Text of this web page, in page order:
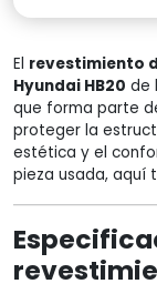
El revestimiento
Hyundai HB20 de
que forma parte
proteger la
estética y el
pieza usada, aquí